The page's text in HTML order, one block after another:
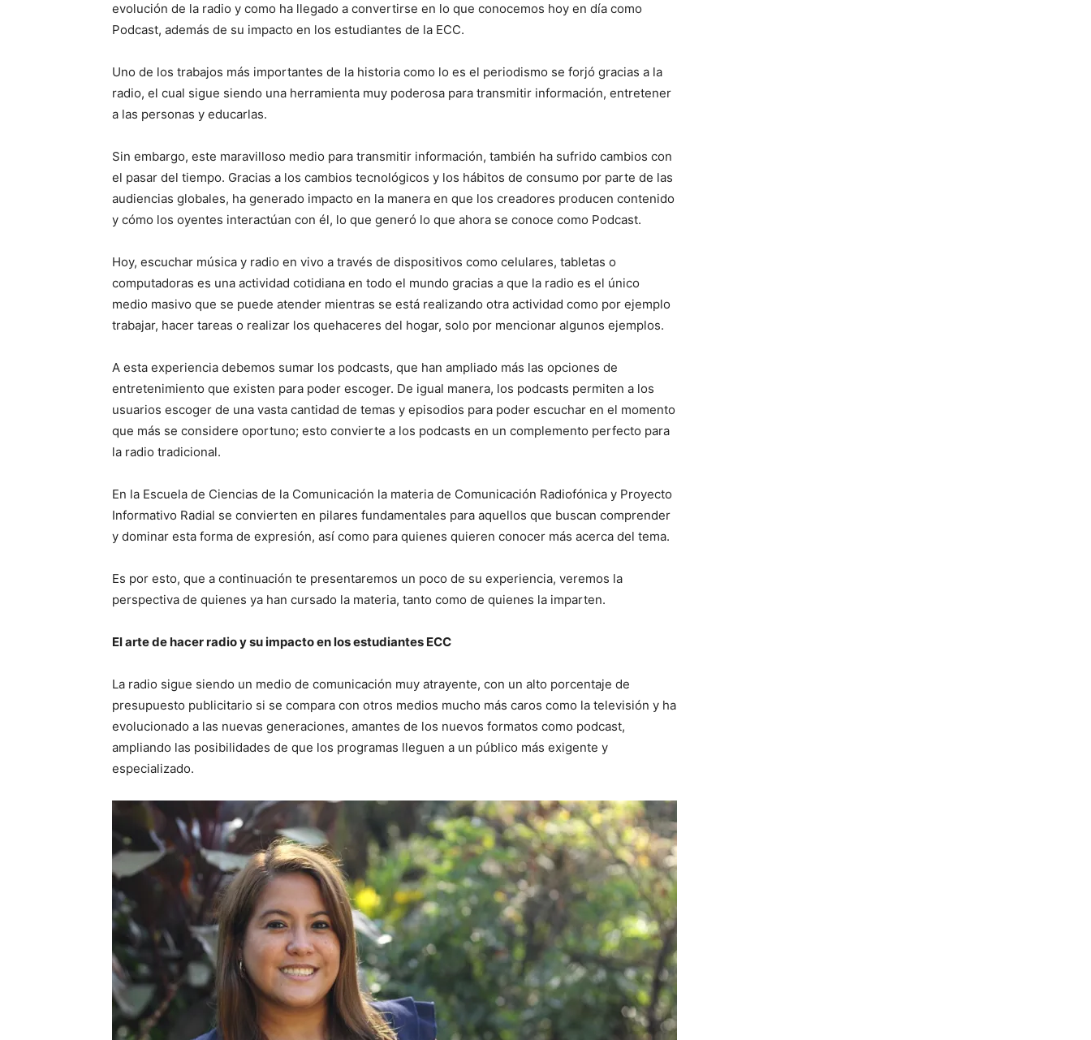
evolución de la radio y como ha llegado a convertirse en lo que conocemos hoy en día como
Podcast, además de su impacto en los estudiantes de la ECC.
Uno de los trabajos más importantes de la historia como lo es el periodismo se forjó gracias a la
radio, el cual sigue siendo una herramienta muy poderosa para transmitir información, entretener
a las personas y educarlas.
Sin embargo, este maravilloso medio para transmitir información, también ha sufrido cambios con
el pasar del tiempo. Gracias a los cambios tecnológicos y los hábitos de consumo por parte de las
audiencias globales, ha generado impacto en la manera en que los creadores producen contenido
y cómo los oyentes interactúan con él, lo que generó lo que ahora se conoce como Podcast.
Hoy, escuchar música y radio en vivo a través de dispositivos como celulares, tabletas o
computadoras es una actividad cotidiana en todo el mundo gracias a que la radio es el único
medio masivo que se puede atender mientras se está realizando otra actividad como por ejemplo
trabajar, hacer tareas o realizar los quehaceres del hogar, solo por mencionar algunos ejemplos.
A esta experiencia debemos sumar los podcasts, que han ampliado más las opciones de
entretenimiento que existen para poder escoger. De igual manera, los podcasts permiten a los
usuarios escoger de una vasta cantidad de temas y episodios para poder escuchar en el momento
que más se considere oportuno; esto convierte a los podcasts en un complemento perfecto para
la radio tradicional.
En la Escuela de Ciencias de la Comunicación la materia de Comunicación Radiofónica y Proyecto
Informativo Radial se convierten en pilares fundamentales para aquellos que buscan comprender
y dominar esta forma de expresión, así como para quienes quieren conocer más acerca del tema.
Es por esto, que a continuación te presentaremos un poco de su experiencia, veremos la
perspectiva de quienes ya han cursado la materia, tanto como de quienes la imparten.
El arte de hacer radio y su impacto en los estudiantes ECC
La radio sigue siendo un medio de comunicación muy atrayente, con un alto porcentaje de
presupuesto publicitario si se compara con otros medios mucho más caros como la televisión y ha
evolucionado a las nuevas generaciones, amantes de los nuevos formatos como podcast,
ampliando las posibilidades de que los programas lleguen a un público más exigente y
especializado.